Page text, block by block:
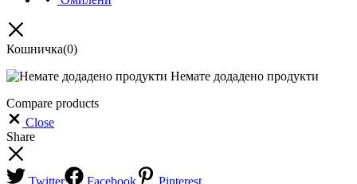
Кошничка(0)
Немате додадено продукти
Compare products
Close
Share
Twitter Facebook Pinterest